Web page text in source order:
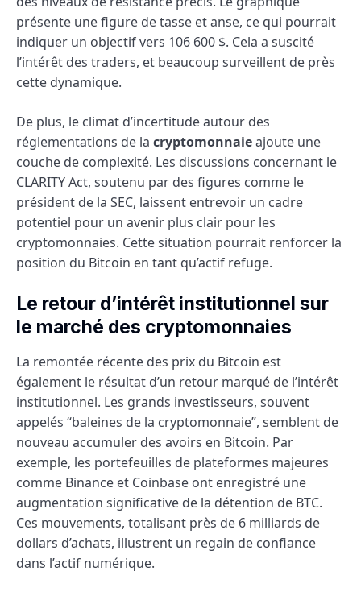
présente une figure de tasse et anse, ce qui pourrait
indiquer un objectif vers 106 600 $. Cela a suscité
l’intérêt des traders, et beaucoup surveillent de près
cette dynamique.
De plus, le climat d’incertitude autour des
réglementations de la cryptomonnaieajoute une
couche de complexité. Les discussions concernant le
CLARITY Act, soutenu par des figures comme le
président de la SEC, laissent entrevoir un cadre
potentiel pour un avenir plus clair pour les
cryptomonnaies. Cette situation pourrait renforcer la
position du Bitcoin en tant qu’actif refuge.
Le retour d’intérêt institutionnel sur
le marché des cryptomonnaies
La remontée récente des prix du Bitcoin est
également le résultat d’un retour marqué de l’intérêt
institutionnel. Les grands investisseurs, souvent
appelés “baleines de la cryptomonnaie”, semblent de
nouveau accumuler des avoirs en Bitcoin. Par
exemple, les portefeuilles de plateformes majeures
comme Binance et Coinbase ont enregistré une
augmentation significative de la détention de BTC.
Ces mouvements, totalisant près de 6 milliards de
dollars d’achats, illustrent un regain de confiance
dans l’actif numérique.